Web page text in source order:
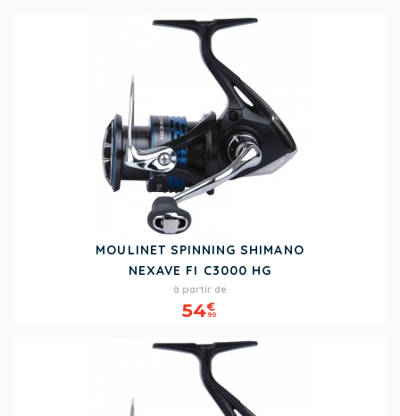
MOULINET SPINNING SHIMANO
NEXAVE FI C3000 HG
Prix
à partir de
54€
90